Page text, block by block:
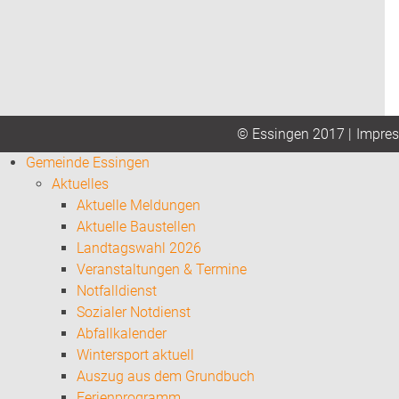
© Essingen 2017 |
Gemeinde Essingen
Aktuelles
Aktuelle Meldungen
Aktuelle Baustellen
Landtagswahl 2026
Veranstaltungen & Termine
Notfalldienst
Sozialer Notdienst
Abfallkalender
Wintersport aktuell
Auszug aus dem Grundbuch